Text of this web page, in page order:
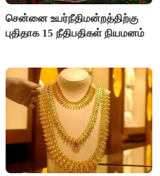
சென்னை உயர்நீதிமன்றத்திற்கு
புதிதாக 15 நீதிபதிகள் நியமனம்